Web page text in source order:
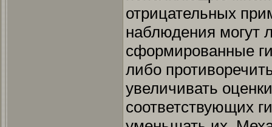
отрицательных
наблюдения могут
сформированные
либо
увеличивать
соответствующих